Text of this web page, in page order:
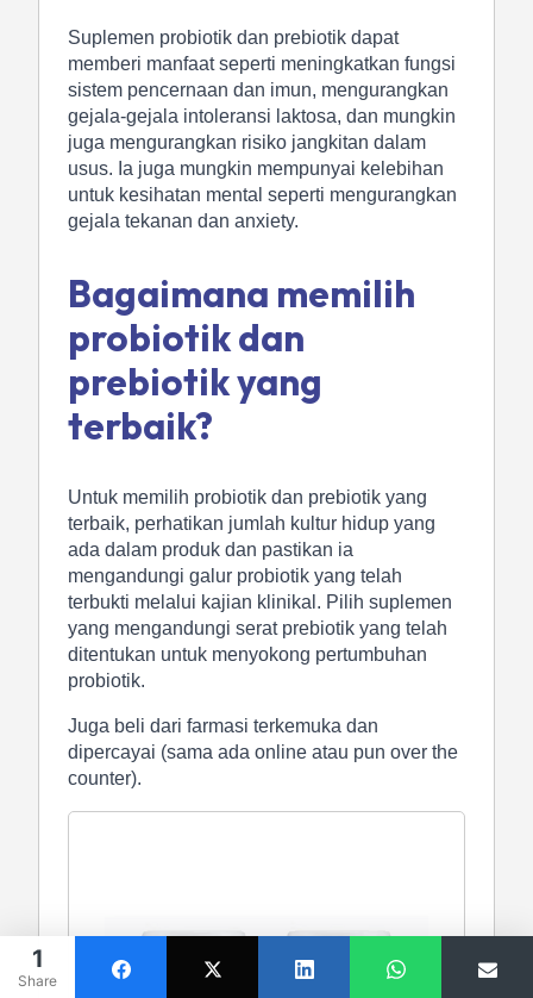
Suplemen probiotik dan prebiotik dapat
memberi manfaat seperti meningkatkan fungsi
sistem pencernaan dan imun, mengurangkan
gejala-gejala intoleransi laktosa, dan mungkin
juga mengurangkan risiko jangkitan dalam
usus. Ia juga mungkin mempunyai kelebihan
untuk kesihatan mental seperti mengurangkan
gejala tekanan dan anxiety.
Bagaimana memilih
probiotik dan
prebiotik yang
terbaik?
Untuk memilih probiotik dan prebiotik yang
terbaik, perhatikan jumlah kultur hidup yang
ada dalam produk dan pastikan ia
mengandungi galur probiotik yang telah
terbukti melalui kajian klinikal. Pilih suplemen
yang mengandungi serat prebiotik yang telah
ditentukan untuk menyokong pertumbuhan
probiotik.
Juga beli dari farmasi terkemuka dan
dipercayai (sama ada online atau pun over the
counter).
1
Share